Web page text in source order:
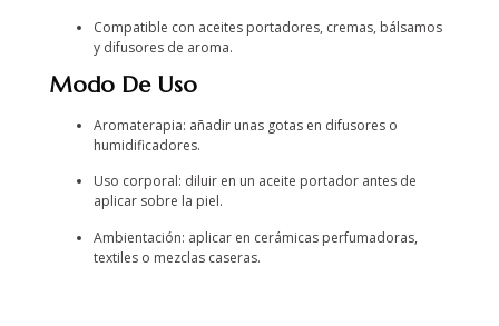
Compatible con aceites portadores, cremas, bálsamos
y difusores de aroma.
Modo De Uso
Aromaterapia: añadir unas gotas en difusores o
humidificadores.
Uso corporal: diluir en un aceite portador antes de
aplicar sobre la piel.
Ambientación: aplicar en cerámicas perfumadoras,
textiles o mezclas caseras.